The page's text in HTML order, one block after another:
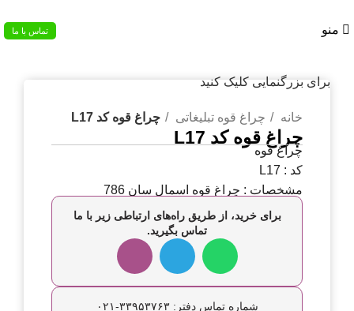
منو
تماس با ما
برای بزرگنمایی کلیک کنید
خانه چراغ قوه تبلیغاتی چراغ قوه کد L17
چراغ قوه کد L17
چراغ قوه
کد : L17
مشخصات : چراغ قوه اسمال سان 786
برای خرید، از طریق راه‌های ارتباطی زیر با ما
تماس بگیرید.
شماره تماس دفتر: ۳۳۹۵۳۷۶۳-۰۲۱